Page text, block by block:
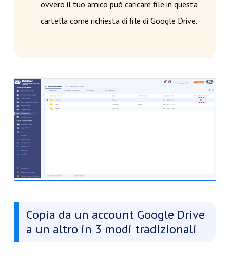
ovvero il tuo amico può caricare file in questa
cartella come richiesta di file di Google Drive.
Copia da un account Google Drive
a un altro in 3 modi tradizionali